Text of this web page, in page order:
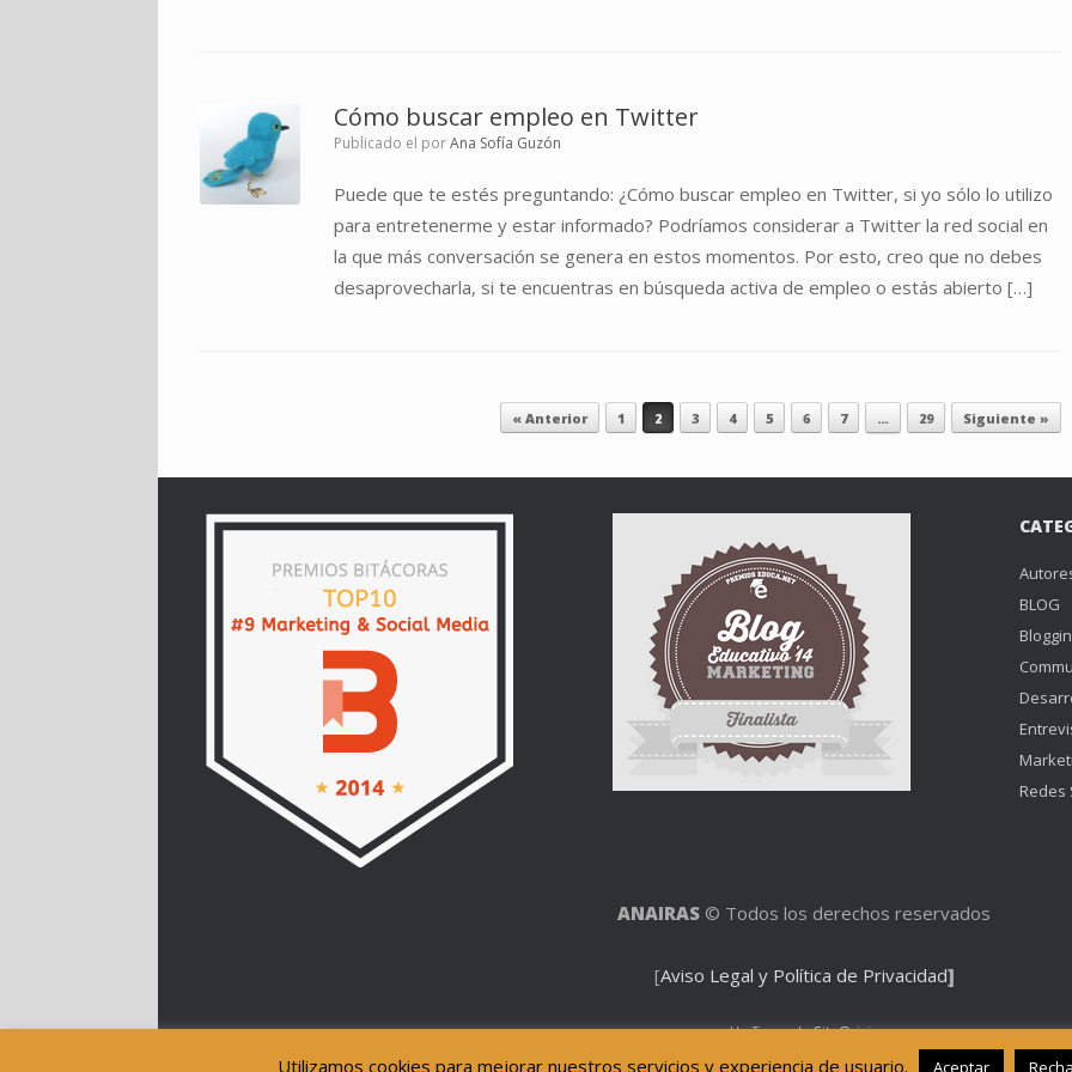
Cómo buscar empleo en Twitter
Publicado el porAna Sofía Guzón
Puede que te estés preguntando: ¿Cómo buscar empleo en Twitter, si yo sólo lo utilizo
para entretenerme y estar informado? Podríamos considerar a Twitter la red social en
la que más conversación se genera en estos momentos. Por esto, creo que no debes
desaprovecharla, si te encuentras en búsqueda activa de empleo o estás abierto […]
« Anterior 1 2 3 4 5 6 7 … 29 Siguiente »
BLOG
Redes
ANAIRAS © Todos los derechos reservados
[Aviso Legal y Política de Privacidad]
Un Tema deSiteOrigin
Utilizamos cookies para mejorar nuestros servicios y experiencia de usuario. Aceptar